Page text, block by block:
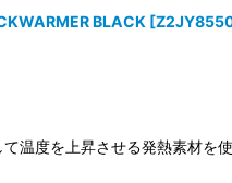
BLACK [
度を上昇させる発熱素材を